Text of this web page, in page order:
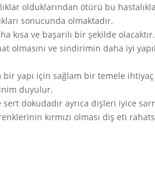
olduklarından ötürü bu
sonucunda olmaktadır.
ve başarılı bir şekilde
olmasını ve sindirimin daha iyi
bir yapı için sağlam bir temele
duyulur.
dokudadır ayrıca dişleri iyice
kırmızı olması diş eti